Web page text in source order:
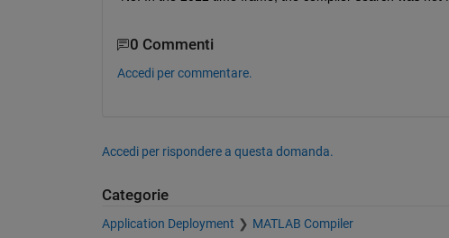
0 Commenti
Accedi per commentare.
Accedi per rispondere a questa domanda.
Categorie
Application Deployment MATLAB Compiler